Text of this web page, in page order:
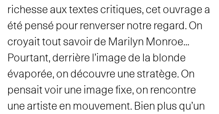
richesse aux textes critiques, cet ouvrage a
été pensé pour renverser notre regard. On
croyait tout savoir de Marilyn Monroe…
Pourtant, derrière l’image de la blonde
évaporée, on découvre une stratège. On
pensait voir une image fixe, on rencontre
une artiste en mouvement. Bien plus qu’un